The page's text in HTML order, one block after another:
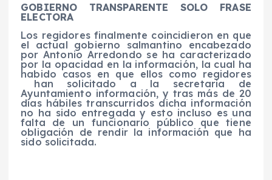
GOBIERNO TRANSPARENTE SOLO FRASE
ELECTORA
Los regidores finalmente coincidieron en que
el actual gobierno salmantino encabezado
por Antonio Arredondo se ha caracterizado
por la opacidad en la información, la cual ha
habido casos en que ellos como regidores
han solicitado a la secretaria de
Ayuntamiento información, y tras más de 20
días hábiles transcurridos dicha información
no ha sido entregada y esto incluso es una
falta de un funcionario público que tiene
obligación de rendir la información que ha
sido solicitada.